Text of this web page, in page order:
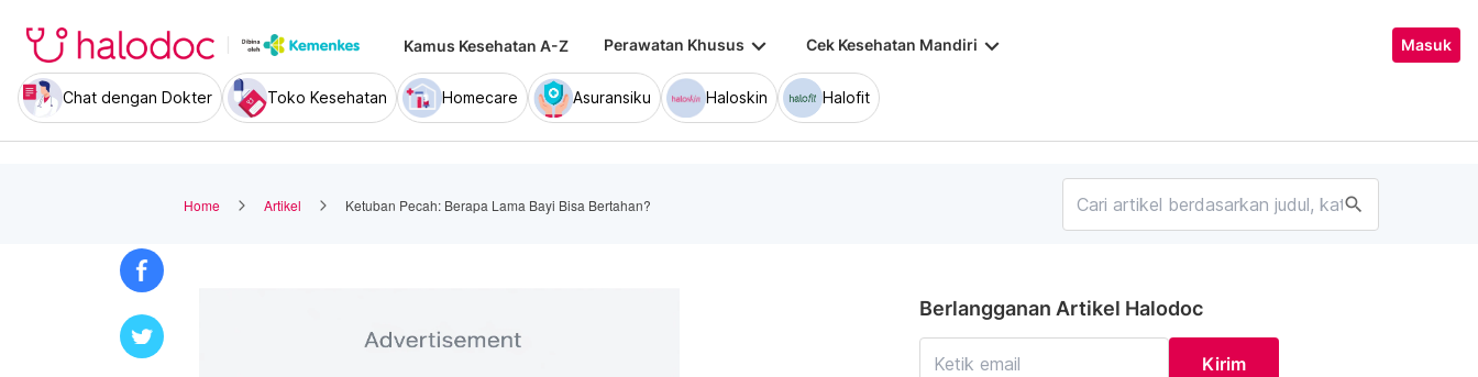
Kamus Kesehatan A-Z Perawatan Khusus keyboard_arrow_down Cek Kesehatan Mandiri keyboard_arrow_down Masuk
Chat dengan Dokter Toko Kesehatan Homecare Asuransiku Haloskin Halofit
Home Artikel Ketuban Pecah: Berapa Lama Bayi Bisa Bertahan? search
Berlangganan Artikel Halodoc
Kirim